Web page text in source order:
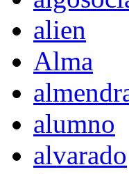
alien
Alma
alumno
alvarado